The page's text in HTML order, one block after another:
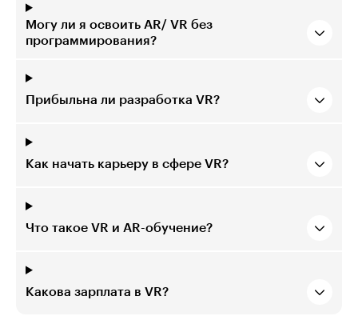
Могу ли я освоить AR/ VR без
программирования?
Прибыльна ли разработка VR?
Как начать карьеру в сфере VR?
Что такое VR и AR-обучение?
Какова зарплата в VR?